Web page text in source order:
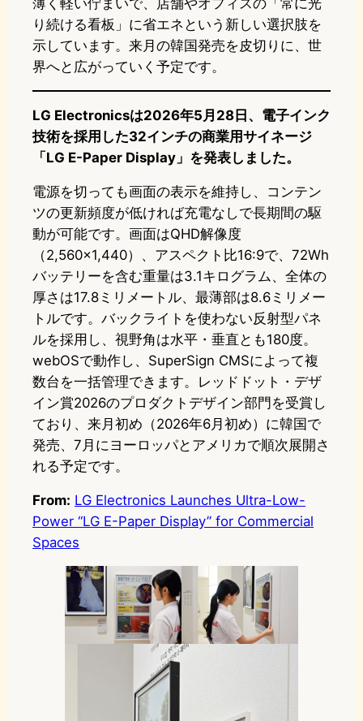
薄く軽い佇まいで、店舗やオフィスの「常に光
り続ける看板」に省エネという新しい選択肢を
示しています。来月の韓国発売を皮切りに、世
界へと広がっていく予定です。
LG Electronicsは2026年5月28日、電子インク
技術を採用した32インチの商業用サイネージ
「LG E-Paper Display」を発表しました。
電源を切っても画面の表示を維持し、コンテン
ツの更新頻度が低ければ充電なしで長期間の駆
動が可能です。画面はQHD解像度
（2,560×1,440）、アスペクト比16:9で、72Wh
バッテリーを含む重量は3.1キログラム、全体の
厚さは17.8ミリメートル、最薄部は8.6ミリメー
トルです。バックライトを使わない反射型パネ
ルを採用し、視野角は水平・垂直とも180度。
webOSで動作し、SuperSign CMSによって複
数台を一括管理できます。レッドドット・デザ
イン賞2026のプロダクトデザイン部門を受賞し
ており、来月初め（2026年6月初め）に韓国で
発売、7月にヨーロッパとアメリカで順次展開さ
れる予定です。
From: LG Electronics Launches Ultra-Low-
Power “LG E-Paper Display” for Commercial
Spaces